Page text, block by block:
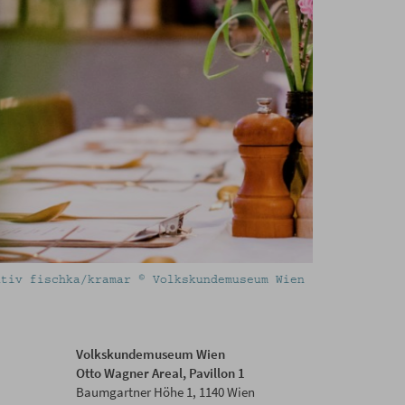
Volkskundemuseum Wien
Otto Wagner Areal, Pavillon 1
Baumgartner Höhe 1, 1140 Wien